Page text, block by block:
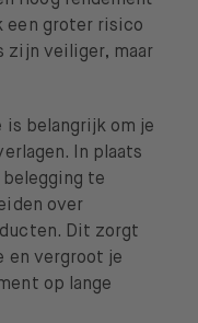
een groter risico
zijn veiliger, maar
belangrijk om je
In plaats
te
over
Dit zorgt
en vergroot je
op lange